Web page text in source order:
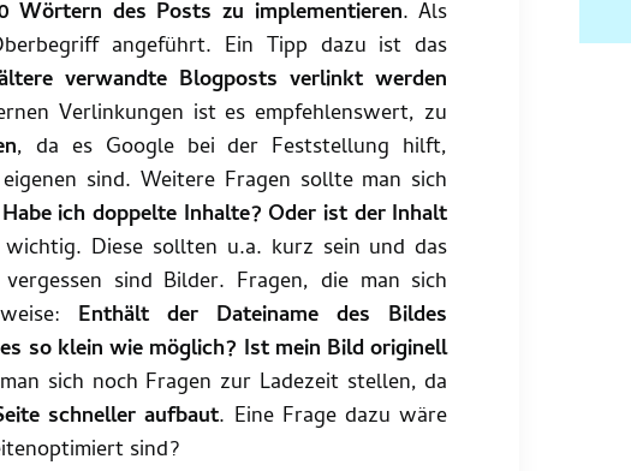
Wörtern des Posts zu implementieren. Als
angeführt. Ein Tipp dazu ist das
verwandte Blogposts verlinkt werden
Verlinkungen ist es empfehlenswert, zu
, da es Google bei der Feststellung hilft,
sind. Weitere Fragen sollte man sich
Habe ich doppelte Inhalte? Oder ist der Inhalt
wichtig. Diese sollten u.a. kurz sein und das
sind Bilder. Fragen, die man sich
Enthält der Dateiname des Bildes
so klein wie möglich? Ist mein Bild originell
sich noch Fragen zur Ladezeit stellen, da
schneller aufbaut. Eine Frage dazu wäre
sind?